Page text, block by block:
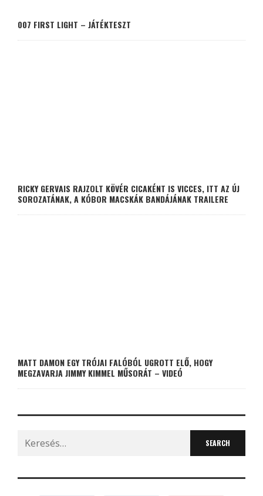
007 FIRST LIGHT – JÁTÉKTESZT
RICKY GERVAIS RAJZOLT KÖVÉR CICAKÉNT IS VICCES, ITT AZ ÚJ
SOROZATÁNAK, A KÓBOR MACSKÁK BANDÁJÁNAK TRAILERE
MATT DAMON EGY TRÓJAI FALÓBÓL UGROTT ELŐ, HOGY
MEGZAVARJA JIMMY KIMMEL MŰSORÁT – VIDEÓ
Search
for: